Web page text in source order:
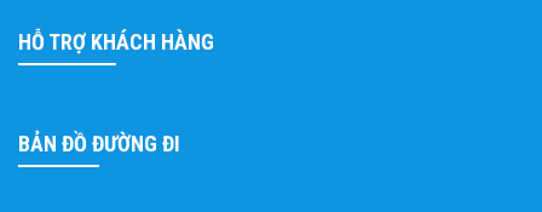
HỖ TRỢ KHÁCH HÀNG
BẢN ĐỒ ĐƯỜNG ĐI